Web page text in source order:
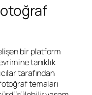
bir platform
tanıklık
tarafından
temaları